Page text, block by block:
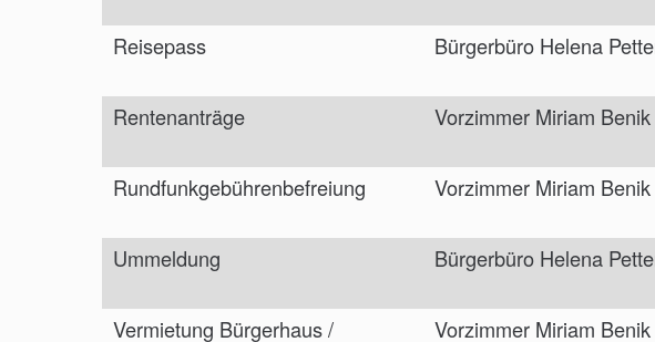
Reisepass Bürgerbüro Helena
Rentenanträge Vorzimmer Miriam Benik
Rundfunkgebührenbefreiung Vorzimmer Miriam Benik
Ummeldung Bürgerbüro Helena
Vermietung Bürgerhaus /
Vorzimmer Miriam Benik